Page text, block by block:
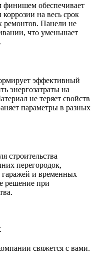
финишем обеспечивает
на весь срок
ремонтов. Панели не
что уменьшает
эффективный
энергозатраты на
не теряет свойств
параметры в разных
строительства
перегородок,
гаражей и временных
решение при
свяжется с вами.